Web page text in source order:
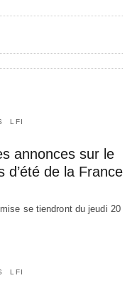
LFI
annonces sur le
d’été de la France
se tiendront du jeudi 20
LFI